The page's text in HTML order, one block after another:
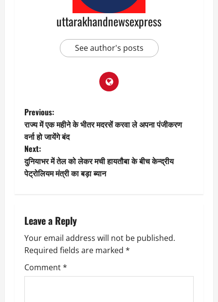
uttarakhandnewsexpress
See author's posts
P
o
s
t
a
v
i
g
Previous:
राज्य में एक महीने के भीतर मदरसें करवा ले अपना पंजीकरण
वर्ना हो जायेंगे बंद
Next:
दुनियाभर में तेल को लेकर मची हायतौबा के बीच केन्द्रीय
पेट्रोलियम मंत्री का बड़ा ब्यान
Leave a Reply
Your email address will not be published.
Required fields are marked *
Comment*